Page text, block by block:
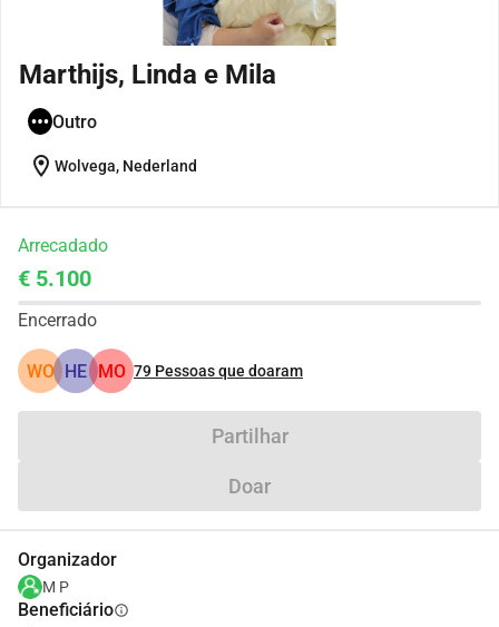
Marthijs, Linda e Mila
Outro
location_on Wolvega, Nederland
Arrecadado
€ 5.100
Encerrado
WO HE MO 79 Pessoas que doaram
Partilhar
Doar
Organizador
M P
Beneficiárioinfo